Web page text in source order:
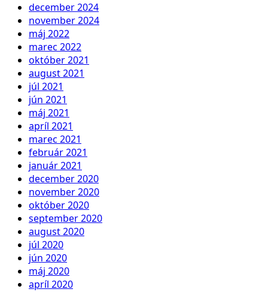
december 2024
november 2024
máj 2022
marec 2022
október 2021
august 2021
júl 2021
jún 2021
máj 2021
apríl 2021
marec 2021
február 2021
január 2021
december 2020
november 2020
október 2020
september 2020
august 2020
júl 2020
jún 2020
máj 2020
apríl 2020